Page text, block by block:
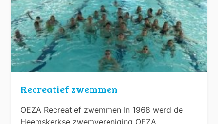
Recreatief zwemmen
OEZA Recreatief zwemmen In 1968 werd de
Heemskerkse zwemvereniging OEZA...